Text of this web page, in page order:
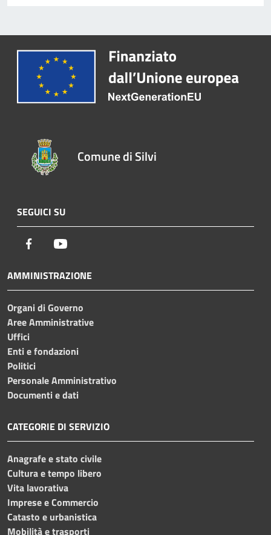
Comune di Silvi
SEGUICI SU
Facebook
AMMINISTRAZIONE
Organi di Governo
Aree Amministrative
Uffici
Enti e fondazioni
Politici
Personale Amministrativo
Documenti e dati
CATEGORIE DI SERVIZIO
Anagrafe e stato civile
Cultura e tempo libero
Vita lavorativa
Imprese e Commercio
Catasto e urbanistica
Mobilità e trasporti